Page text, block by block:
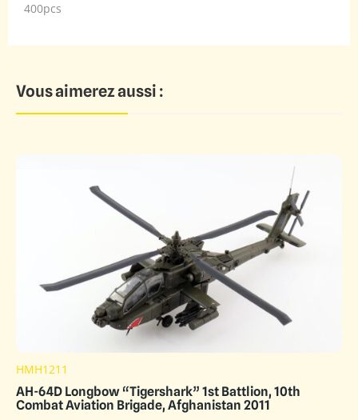
400pcs
Vous aimerez aussi :
HMH1211
AH-64D Longbow “Tigershark” 1st Battlion, 10th
Combat Aviation Brigade, Afghanistan 2011